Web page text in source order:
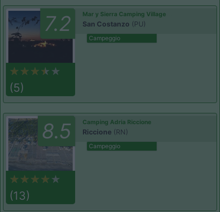
7.2
(5)
Mar y Sierra Camping Village
San Costanzo (PU)
Campeggio
8.5
(13)
Camping Adria Riccione
Riccione (RN)
Campeggio